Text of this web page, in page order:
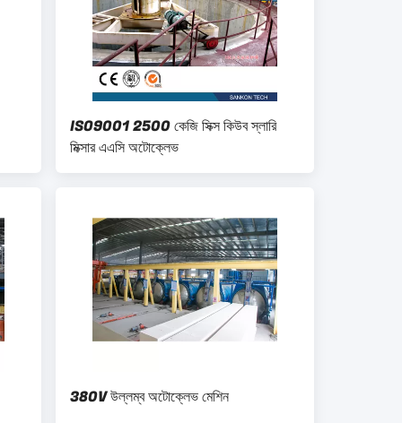
ISO9001 2500 কেজি সিক্স কিউব স্লারি
মিক্সার এএসি অটোক্লেভ
380V উল্লম্ব অটোক্লেভ মেশিন